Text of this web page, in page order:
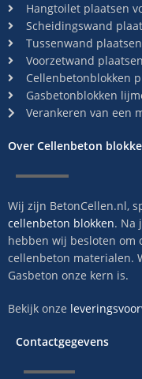
Hangtoilet plaatsen
Scheidingswand
Tussenwand plaatsen
Voorzetwand plaatsen
Cellenbetonblokken
Gasbetonblokken
Verankeren van een
Over Cellenbeton
Wij zijn BetonCellen.nl,
cellenbeton blokken. Na
hebben wij besloten om
cellenbeton materialen.
Gasbeton onze kern is.
Bekijk onze
Contactgegevens